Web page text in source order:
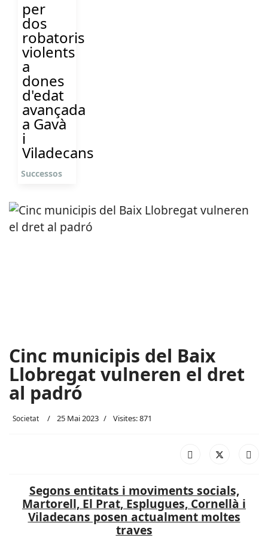
per
dos
robatoris
violents
a
dones
d'edat
avançada
a Gavà
i
Viladecans
Successos
Cinc municipis del Baix
Llobregat vulneren el dret
al padró
Societat 25 Mai 2023 Visites: 871
Segons entitats i moviments socials,
Martorell, El Prat, Esplugues, Cornellà i
Viladecans posen actualment moltes
traves